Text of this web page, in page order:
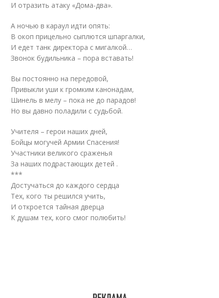
И отразить атаку «Дома-два».
А ночью в караул идти опять:
В окоп прицельно сыплются шпаргалки,
И едет танк директора с мигалкой…
Звонок будильника – пора вставать!
Вы постоянно на передовой,
Привыкли уши к громким канонадам,
Шинель в мелу – пока не до парадов!
Но вы давно поладили с судьбой.
Учителя – герои наших дней,
Бойцы могучей Армии Спасения!
Участники великого сраженья
За наших подрастающих детей .
***
Достучаться до каждого сердца
Тех, кого ты решился учить,
И откроется тайная дверца
К душам тех, кого смог полюбить!